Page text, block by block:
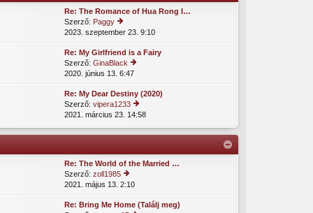
é
s
e
gt
e
ki
é
s
e
z
á
m
e
ki
nt
s
o
z
á
z
ól
á
m
e
gt
e
é
s
e
Re: The Romance of Hua Rong I…
Szerző: Paggy
tol
s
ó
h
o
z
z
á
s
z
ól
m
e
gt
e
ki
2023. szeptember 23. 9:10
Re: My Girlfriend is a Fairy
Szerző: GinaBlack
tol
s
ó
h
o
z
z
z
á
m
2020. június 13. 6:47
Re: My Dear Destiny (2020)
Szerző: vipera1233
tol
ó
o
z
á
z
2021. március 23. 14:58
Re: The World of the Married …
Szerző: zoll1985
tol
s
ó
2021. május 13. 2:10
Re: Bring Me Home (Találj meg)